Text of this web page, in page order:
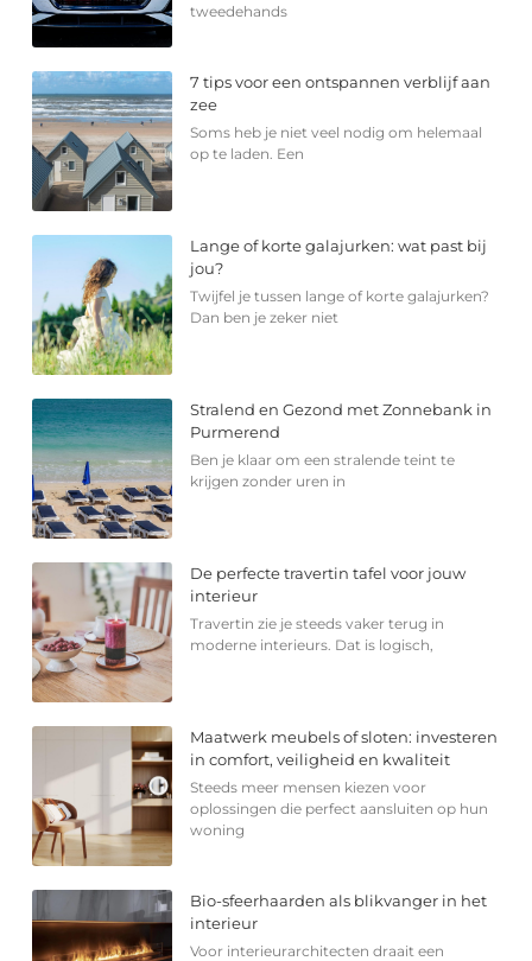
tweedehands
7 tips voor een ontspannen verblijf aan
zee
Soms heb je niet veel nodig om helemaal
op te laden. Een
Lange of korte galajurken: wat past bij
jou?
Twijfel je tussen lange of korte galajurken?
Dan ben je zeker niet
Stralend en Gezond met Zonnebank in
Purmerend
Ben je klaar om een stralende teint te
krijgen zonder uren in
De perfecte travertin tafel voor jouw
interieur
Travertin zie je steeds vaker terug in
moderne interieurs. Dat is logisch,
Maatwerk meubels of sloten: investeren
in comfort, veiligheid en kwaliteit
Steeds meer mensen kiezen voor
oplossingen die perfect aansluiten op hun
woning
Bio-sfeerhaarden als blikvanger in het
interieur
Voor interieurarchitecten draait een